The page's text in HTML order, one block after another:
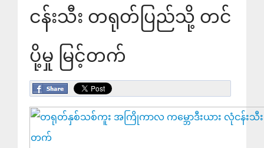
ငန်းသီး တရုတ်ပြည်သို့ တင်
ပို့မှု မြင့်တက်